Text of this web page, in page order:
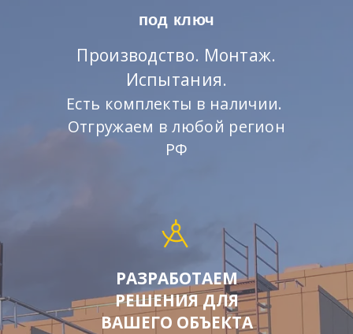
под ключ
Производство. Монтаж.
Испытания.
Есть комплекты в наличии.
Отгружаем в любой регион
РФ
РАЗРАБОТАЕМ
РЕШЕНИЯ ДЛЯ
ВАШЕГО ОБЪЕКТА